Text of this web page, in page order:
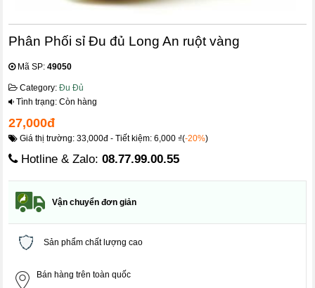
Phân Phối sỉ Đu đủ Long An ruột vàng
Mã SP:49050
Category:Đu Đủ
Tình trạng: Còn hàng
27,000đ
Giá thị trường: 33,000đ - Tiết kiệm: 6,000 ₫(-20%)
Hotline & Zalo:08.77.99.00.55
Vận chuyển đơn giản
Sản phẩm chất lượng cao
Bán hàng trên toàn quốc